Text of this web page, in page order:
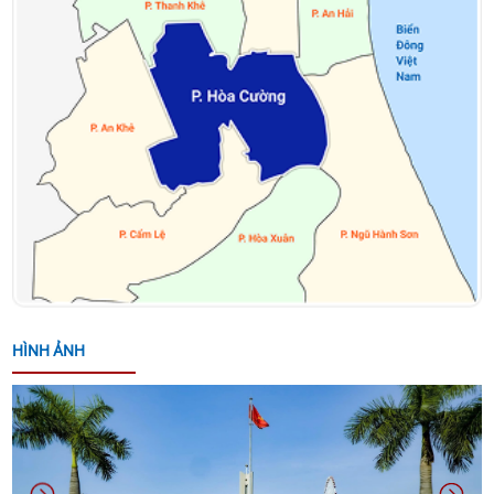
KẾ HOẠCH TỔ CHỨC CUỘC THI TRÌNH DIỄN LÂN -
SƯ - RỒNG HÒA CƯỜNG - ĐÀ NẴNG MỞ RỘNG NĂM
2026
QUYẾT ĐỊNH VỀ VIỆC CÔNG NHẬN CÁC SÁNG KIẾN
NGÀNH GIÁO DỤC VÀ ĐÀO TẠO PHƯỜNG NĂM HỌC
2025-2026 CỦA PHƯỜNG HÒA CƯỜNG
THÔNG BÁO ĐƯỜNG DÂY NÓNG PHỤC VỤ DIFF
THÔNG BÁO ĐĂNG KÝ THAM GIA HỘI CHỢ TRIỂN
LÃM HÀNG CÔNG NGHIỆP NÔNG THÔN – KHƠI
NGUỒN ĐỔI MỚI, THÚC ĐẨY THƯƠNG HIỆU VIỆT
NĂM 2026
HÌNH ẢNH